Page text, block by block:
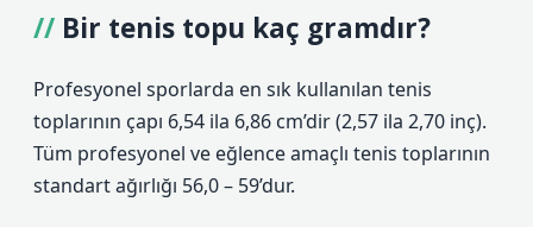
Bir tenis topu kaç gramdır?
Profesyonel sporlarda en sık kullanılan tenis
toplarının çapı 6,54 ila 6,86 cm’dir (2,57 ila 2,70 inç).
Tüm profesyonel ve eğlence amaçlı tenis toplarının
standart ağırlığı 56,0 – 59’dur.